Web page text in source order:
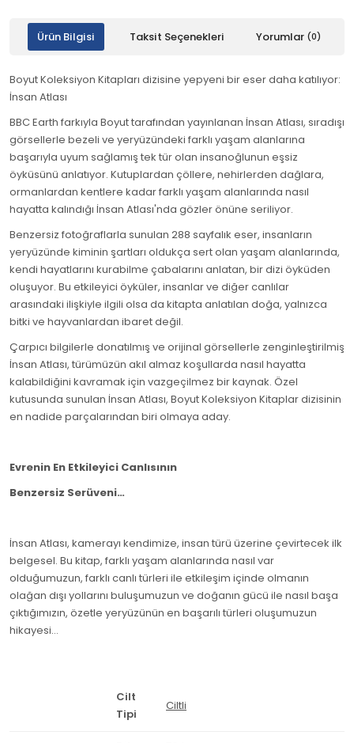
Ürün Bilgisi Taksit Seçenekleri Yorumlar (0)
Boyut Koleksiyon Kitapları dizisine yepyeni bir eser daha katılıyor:
İnsan Atlası
BBC Earth farkıyla Boyut tarafından yayınlanan İnsan Atlası, sıradışı
görsellerle bezeli ve yeryüzündeki farklı yaşam alanlarına
başarıyla uyum sağlamış tek tür olan insanoğlunun eşsiz
öyküsünü anlatıyor. Kutuplardan çöllere, nehirlerden dağlara,
ormanlardan kentlere kadar farklı yaşam alanlarında nasıl
hayatta kalındığı İnsan Atlası'nda gözler önüne seriliyor.
Benzersiz fotoğraflarla sunulan 288 sayfalık eser, insanların
yeryüzünde kiminin şartları oldukça sert olan yaşam alanlarında,
kendi hayatlarını kurabilme çabalarını anlatan, bir dizi öyküden
oluşuyor. Bu etkileyici öyküler, insanlar ve diğer canlılar
arasındaki ilişkiyle ilgili olsa da kitapta anlatılan doğa, yalnızca
bitki ve hayvanlardan ibaret değil.
Çarpıcı bilgilerle donatılmış ve orijinal görsellerle zenginleştirilmiş
İnsan Atlası, türümüzün akıl almaz koşullarda nasıl hayatta
kalabildiğini kavramak için vazgeçilmez bir kaynak. Özel
kutusunda sunulan İnsan Atlası, Boyut Koleksiyon Kitaplar dizisinin
en nadide parçalarından biri olmaya aday.
Evrenin En Etkileyici Canlısının
Benzersiz Serüveni…
İnsan Atlası, kamerayı kendimize, insan türü üzerine çevirtecek ilk
belgesel. Bu kitap, farklı yaşam alanlarında nasıl var
olduğumuzun, farklı canlı türleri ile etkileşim içinde olmanın
olağan dışı yollarını buluşumuzun ve doğanın gücü ile nasıl başa
çıktığımızın, özetle yeryüzünün en başarılı türleri oluşumuzun
hikayesi…
Cilt
Tipi
Ciltli